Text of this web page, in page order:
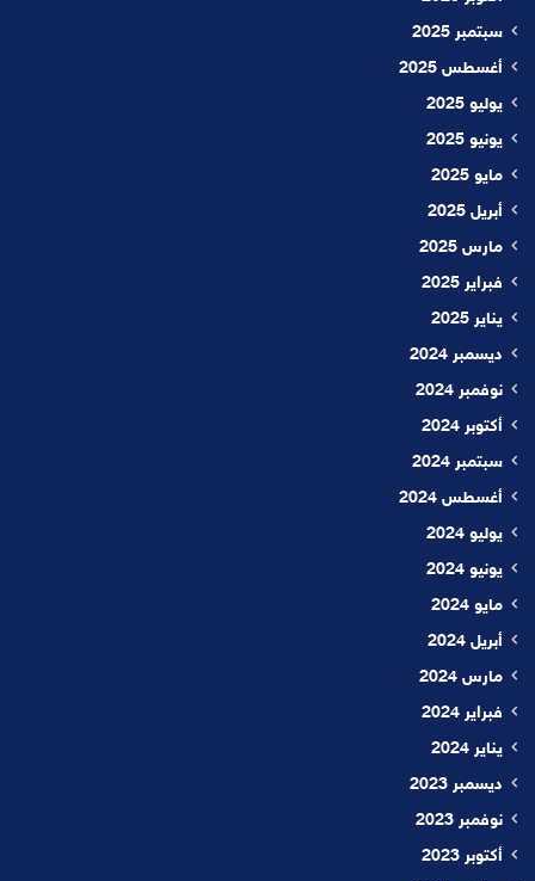
سبتمبر 2025
أغسطس 2025
يوليو 2025
يونيو 2025
مايو 2025
أبريل 2025
مارس 2025
فبراير 2025
يناير 2025
ديسمبر 2024
نوفمبر 2024
أكتوبر 2024
سبتمبر 2024
أغسطس 2024
يوليو 2024
يونيو 2024
مايو 2024
أبريل 2024
مارس 2024
فبراير 2024
يناير 2024
ديسمبر 2023
نوفمبر 2023
أكتوبر 2023